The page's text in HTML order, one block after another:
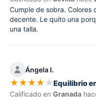
Cumple de sobra. Colores
decente. Le quito una
una talla.
Ángela I.
★★★★★Equilibrio
Calificado en Granada